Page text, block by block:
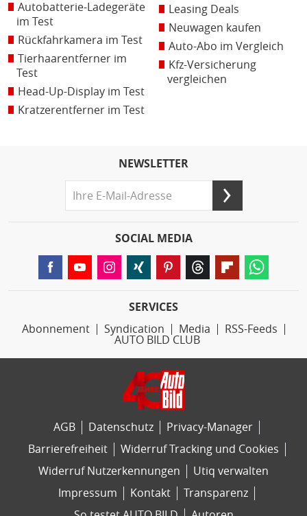
Autobatterie-Ladegeräte
im Test
Rückfahrkamera im Test
Tierhaarentferner im
Test
Head-Up-Display im Test
Kratzerentferner im Test
Leasing Deals
Neuwagen kaufen
Auto-Abo im Vergleich
Kfz-Versicherung
vergleichen
NEWSLETTER
SOCIAL MEDIA
SERVICES
Abonnement
Syndication Media
RSS-Feeds
AUTO BILD CLUB
AGB Datenschutz
Privacy-Manager
Barrierefreiheit
Widerruf Tracking und Cookies
Widerruf Nutzerkennungen
Utiq verwalten
Impressum
Kontakt
Transparenz